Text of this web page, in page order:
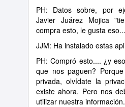
PH: Datos sobre, por
Javier Juárez Mojica
compra esto, le gusta
JJM: Ha instalado estas
PH: Compró esto.... ¿y
que nos paguen?
privada, olvídate la
existe ahora. Pero nos
utilizar nuestra información.